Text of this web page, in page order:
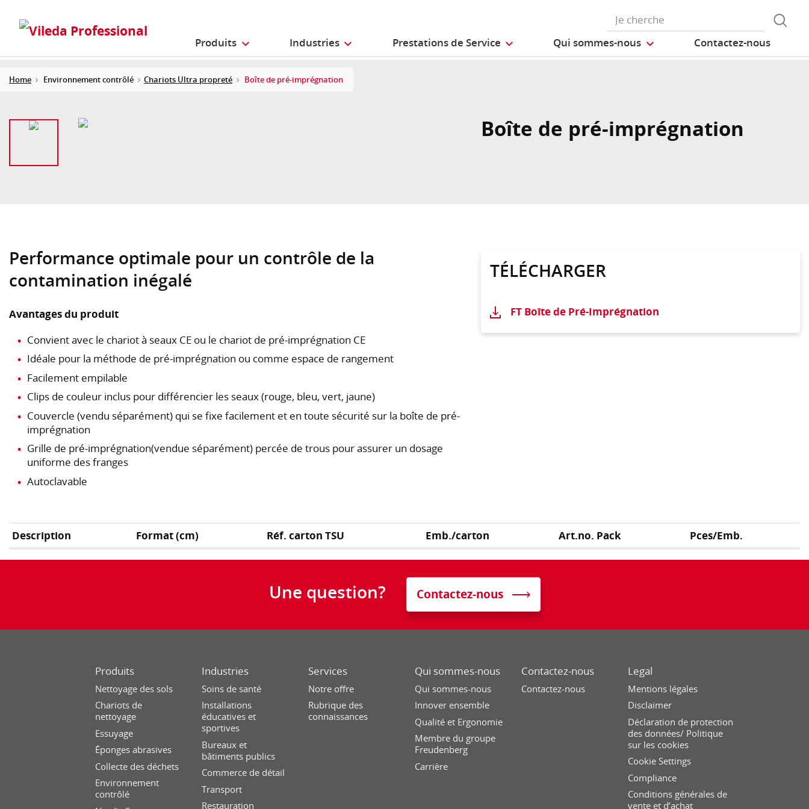
Produits Industries Prestations de Service Qui sommes-nous Contactez-nous
Home Environnement contrôlé Chariots Ultra propreté Boîte de pré-imprégnation
Boîte de pré-imprégnation
Performance optimale pour un contrôle de la
contamination inégalé
Avantages du produit
Convient avec le chariot à seaux CE ou le chariot de pré-imprégnation CE
Idéale pour la méthode de pré-imprégnation ou comme espace de rangement
Facilement empilable
Clips de couleur inclus pour différencier les seaux (rouge, bleu, vert, jaune)
Couvercle (vendu séparément) qui se fixe facilement et en toute sécurité sur la boîte de pré-
imprégnation
Grille de pré-imprégnation(vendue séparément) percée de trous pour assurer un dosage
uniforme des franges
Autoclavable
TÉLÉCHARGER
FT Boîte de Pré-Imprégnation
Description Format (cm) Réf. carton TSU Emb./carton Art.no. Pack Pces/Emb.
Une question? Contactez-nous
Produits
Nettoyage des sols
Chariots de
nettoyage
Essuyage
Éponges abrasives
Collecte des déchets
Environnement
contrôlé
Industries
Soins de santé
Installations
éducatives et
sportives
Bureaux et
bâtiments publics
Commerce de détail
Transport
Restauration
Services
Notre offre
Rubrique des
connaissances
Qui sommes-nous
Qui sommes-nous
Innover ensemble
Qualité et Ergonomie
Membre du groupe
Freudenberg
Carrière
Contactez-nous
Contactez-nous
Legal
Mentions légales
Disclaimer
Déclaration de protection
des données/ Politique
sur les cookies
Cookie Settings
Compliance
Conditions générales de
vente et d’achat